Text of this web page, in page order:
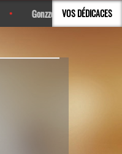
VOS DÉDICACES
Gonzzo Mais quelle belle idée